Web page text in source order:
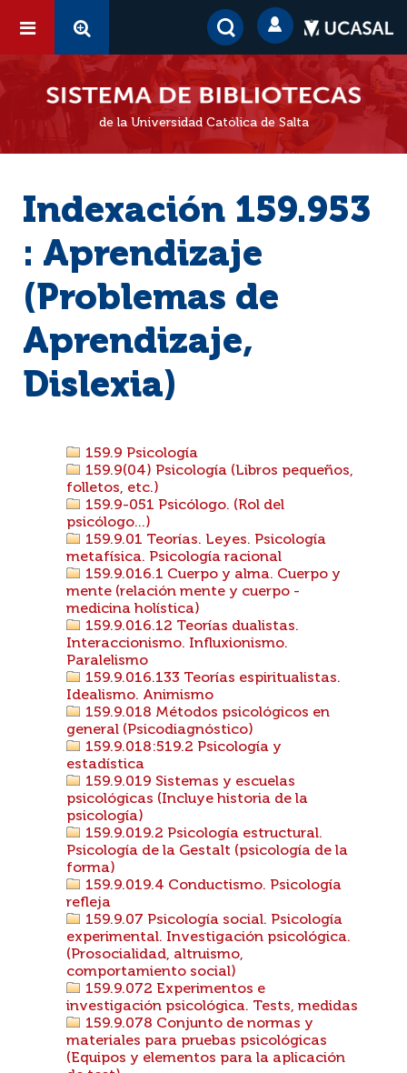
de la Universidad Católica de Salta
Indexación 159.953
: Aprendizaje
(Problemas de
Aprendizaje,
Dislexia)
159.9 Psicología
159.9(04) Psicología (Libros pequeños,
folletos, etc.)
159.9-051 Psicólogo. (Rol del
psicólogo...)
159.9.01 Teorías. Leyes. Psicología
metafísica. Psicología racional
159.9.016.1 Cuerpo y alma. Cuerpo y
mente (relación mente y cuerpo -
medicina holística)
159.9.016.12 Teorías dualistas.
Interaccionismo. Influxionismo.
Paralelismo
159.9.016.133 Teorías espiritualistas.
Idealismo. Animismo
159.9.018 Métodos psicológicos en
general (Psicodiagnóstico)
159.9.018:519.2 Psicología y
estadística
159.9.019 Sistemas y escuelas
psicológicas (Incluye historia de la
psicología)
159.9.019.2 Psicología estructural.
Psicología de la Gestalt (psicología de la
forma)
159.9.019.4 Conductismo. Psicología
refleja
159.9.07 Psicología social. Psicología
experimental. Investigación psicológica.
(Prosocialidad, altruismo,
comportamiento social)
159.9.072 Experimentos e
investigación psicológica. Tests, medidas
159.9.078 Conjunto de normas y
materiales para pruebas psicológicas
(Equipos y elementos para la aplicación